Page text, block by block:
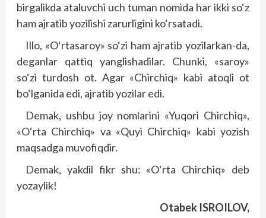
birgalikda ataluvchi uch tuman nomida har ikki so‘z
ham ajratib yozilishi zarurligini ko‘rsatadi.
Illo, «O‘rtasaroy» so‘zi ham ajratib yozilarkan-da,
deganlar qattiq yanglishadilar. Chunki, «saroy»
so‘zi turdosh ot. Agar «Chirchiq» kabi atoqli ot
bo‘lganida edi, ajratib yozilar edi.
Demak, ushbu joy nomlarini «Yuqori Chirchiq»,
«O‘rta Chirchiq» va «Quyi Chirchiq» kabi yozish
maqsadga muvofiqdir.
Demak, yakdil fikr shu: «O‘rta Chirchiq» deb
yozaylik!
Otabek ISROILOV,